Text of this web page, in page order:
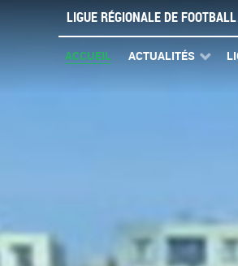
LIGUE RÉGIONALE DE
ACCUEIL ACTUALITÉS